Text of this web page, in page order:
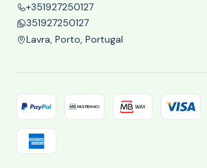
+351927250127
351927250127
Lavra, Porto, Portugal